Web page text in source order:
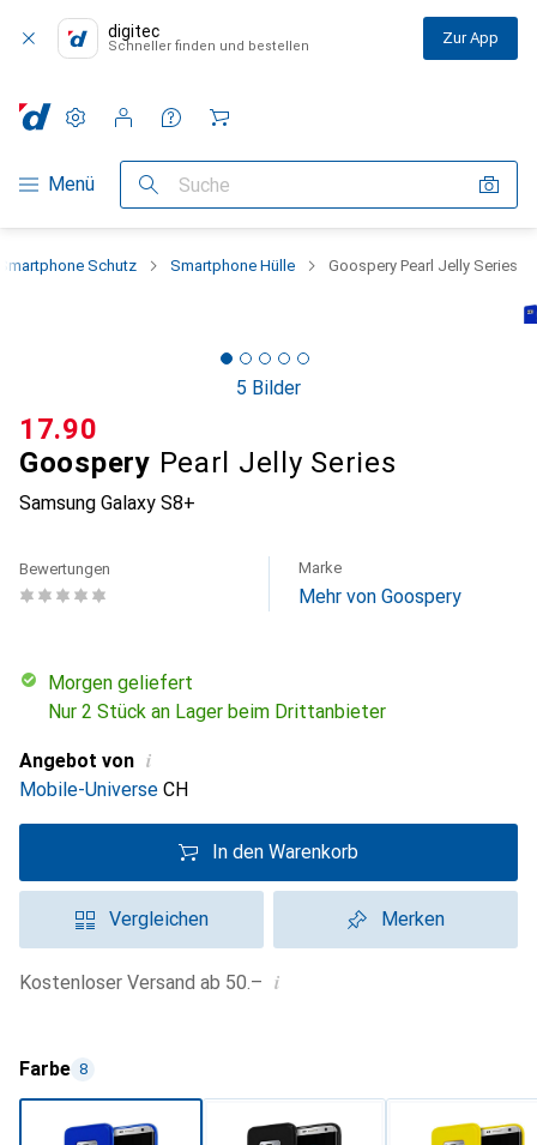
digitec
Schneller finden und bestellen Zur App
Navigation nach Kategorien
Menü Suche
Einstellungen
Kundenkonto
Vergleichslisten
Merklisten
Warenkorb
Schutz Smartphone Hülle Goospery Pearl Jelly Series
5 Bilder
Goospery Pearl Jelly Series
Samsung Galaxy S8+
CHF
17.90
Bewertungen Marke
Mehr von Goospery
morgen geliefert
Nur 2 Stück an Lager beim Drittanbieter
Angebot von i
Mobile-Universe CH
In den Warenkorb
Vergleichen Merken
Kostenloser Versand ab 50.– i
Farbe 8